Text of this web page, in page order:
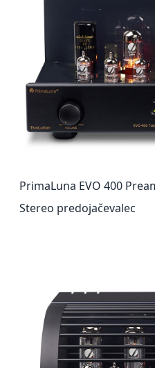
PrimaLuna EVO 400
Stereo predojačevalec